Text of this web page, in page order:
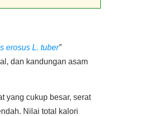
erosus L. tuber”
dan kandungan asam
yang cukup besar, serat
Nilai total kalori